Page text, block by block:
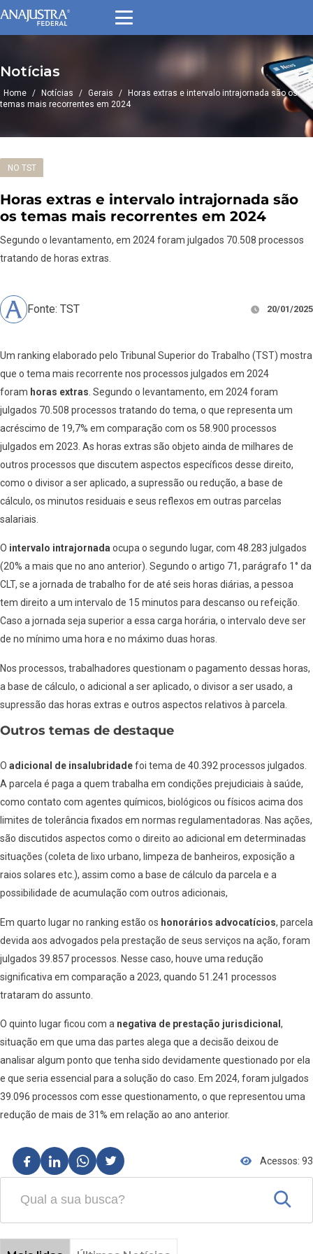
Notícias
Home / Notícias / Gerais /
Horas extras e intervalo intrajornada são os
temas mais recorrentes em 2024
NO TST
Horas extras e intervalo intrajornada são
os temas mais recorrentes em 2024
Segundo o levantamento, em 2024 foram julgados 70.508 processos
tratando de horas extras.
Fonte: TST 20/01/2025
Um ranking elaborado pelo Tribunal Superior do Trabalho (TST) mostra
que o tema mais recorrente nos processos julgados em 2024
foram horas extras . Segundo o levantamento, em 2024 foram
julgados 70.508 processos tratando do tema, o que representa um
acréscimo de 19,7% em comparação com os 58.900 processos
julgados em 2023. As horas extras são objeto ainda de milhares de
outros processos que discutem aspectos específicos desse direito,
como o divisor a ser aplicado, a supressão ou redução, a base de
cálculo, os minutos residuais e seus reflexos em outras parcelas
salariais.
O intervalo intrajornada ocupa o segundo lugar, com 48.283 julgados
(20% a mais que no ano anterior). Segundo o artigo 71, parágrafo 1° da
CLT, se a jornada de trabalho for de até seis horas diárias, a pessoa
tem direito a um intervalo de 15 minutos para descanso ou refeição.
Caso a jornada seja superior a essa carga horária, o intervalo deve ser
de no mínimo uma hora e no máximo duas horas.
Nos processos, trabalhadores questionam o pagamento dessas horas,
a base de cálculo, o adicional a ser aplicado, o divisor a ser usado, a
supressão das horas extras e outros aspectos relativos à parcela.
Outros temas de destaque
O adicional de insalubridadefoi tema de 40.392 processos julgados.
A parcela é paga a quem trabalha em condições prejudiciais à saúde,
como contato com agentes químicos, biológicos ou físicos acima dos
limites de tolerância fixados em normas regulamentadoras. Nas ações,
são discutidos aspectos como o direito ao adicional em determinadas
situações (coleta de lixo urbano, limpeza de banheiros, exposição a
raios solares etc.), assim como a base de cálculo da parcela e a
possibilidade de acumulação com outros adicionais,
Em quarto lugar no ranking estão os honorários advocatícios, parcela
devida aos advogados pela prestação de seus serviços na ação, foram
julgados 39.857 processos. Nesse caso, houve uma redução
significativa em comparação a 2023, quando 51.241 processos
trataram do assunto.
O quinto lugar ficou com a negativa de prestação jurisdicional ,
situação em que uma das partes alega que a decisão deixou de
analisar algum ponto que tenha sido devidamente questionado por ela
e que seria essencial para a solução do caso. Em 2024, foram julgados
39.096 processos com esse questionamento, o que representou uma
redução de mais de 31% em relação ao ano anterior.
Acessos: 93